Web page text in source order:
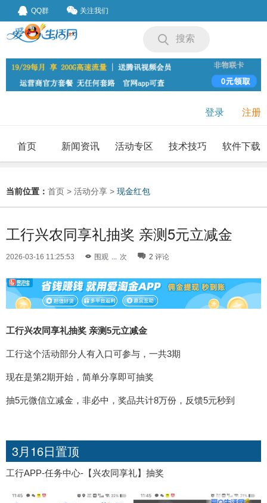
QQ群 关注我们
搜索
登录 注册
首页 新闻资讯 活动专区 技术技巧 软件下载
当前位置： 首页 > 活动分享 > 现金红包
工行兴农同享礼抽奖 亲测5元立减金
2026-03-16 11:25:53 围观 ... 次 2 评论
工行兴农同享礼抽奖 亲测5元立减金
工行这个活动部分人有入口可参与，一共3期
现在是第2期开始，简单分享即可抽奖
抽5元微信立减金，非必中，奖品共计8万份，反馈5元秒到
3月16日置顶
工行APP-任务中心-【兴农同享礼】抽奖